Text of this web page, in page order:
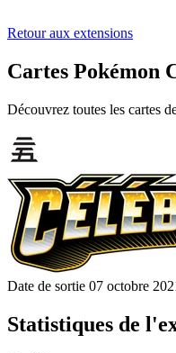
Retour aux extensions
Cartes Pokémon
Découvrez toutes les cartes
Date de sortie 07 octobre
Statistiques de